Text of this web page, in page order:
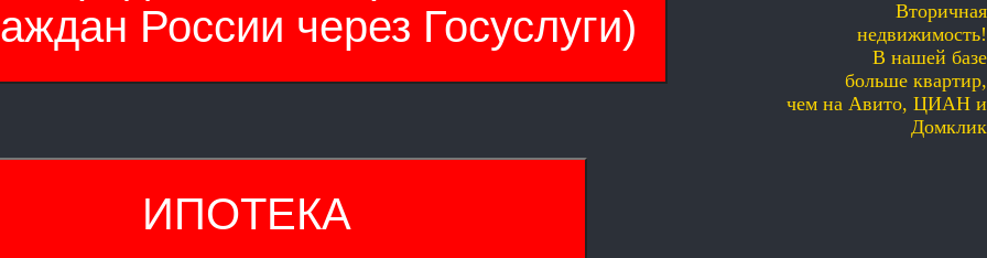
Вторичная
недвижимость!
В нашей базе
больше квартир,
чем на Авито, ЦИАН и
Домклик
России через Госуслуги)
ИПОТЕКА